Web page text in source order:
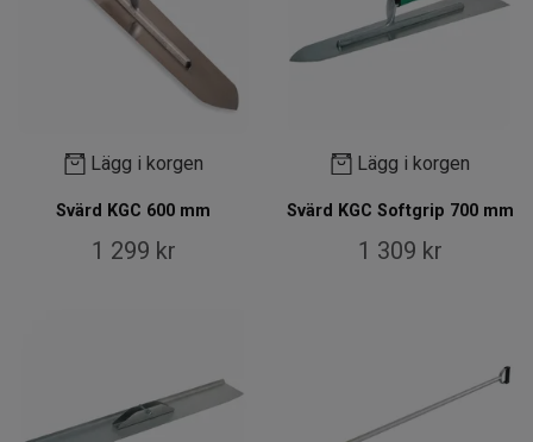
Lägg i korgen
Svärd KGC 600 mm
1 299 kr
Lägg i korgen
Svärd KGC Softgrip 700 mm
1 309 kr